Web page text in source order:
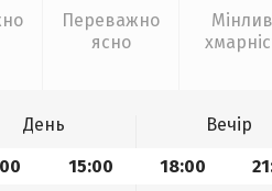
Переважно
ясно
День
Вечір
15:00 18:00